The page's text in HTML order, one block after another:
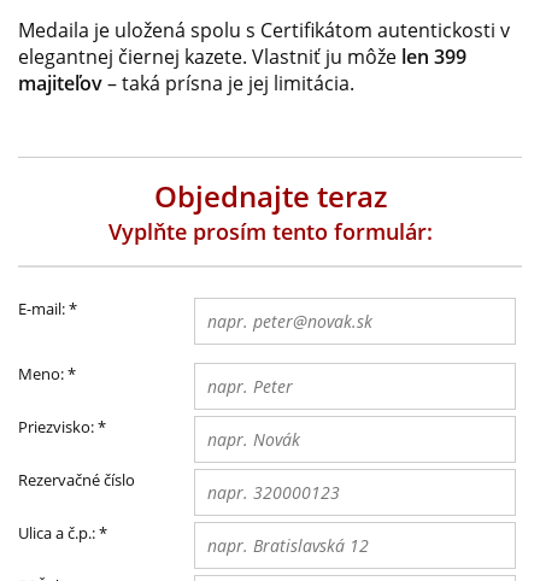
Medaila je uložená spolu s Certifikátom autentickosti v
elegantnej čiernej kazete. Vlastniť ju môže len 399
majiteľov– taká prísna je jej limitácia.
Objednajte teraz
Vyplňte prosím tento formulár:
E-mail:*
Meno:*
Priezvisko:*
Rezervačné číslo
Ulica a č.p.:*